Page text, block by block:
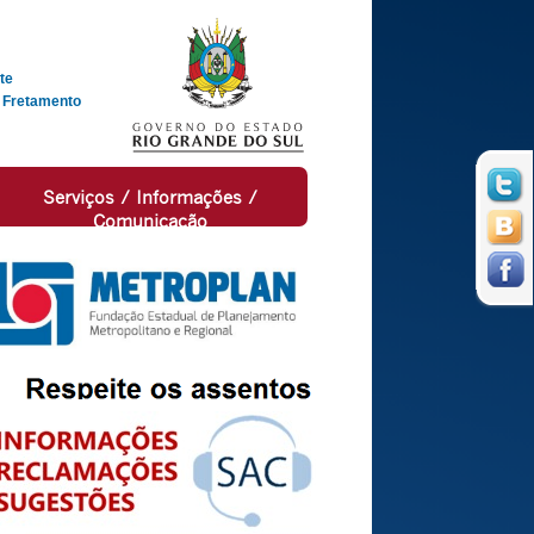
Serviços / Informações /
Comunicação